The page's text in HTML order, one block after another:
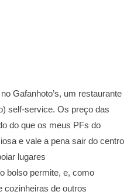
Gafanhoto’s, um restaurante
self-service. Os preço das
do que os meus PFs do
e vale a pena sair do centro
lugares
bolso permite, e, como
cozinheiras de outros